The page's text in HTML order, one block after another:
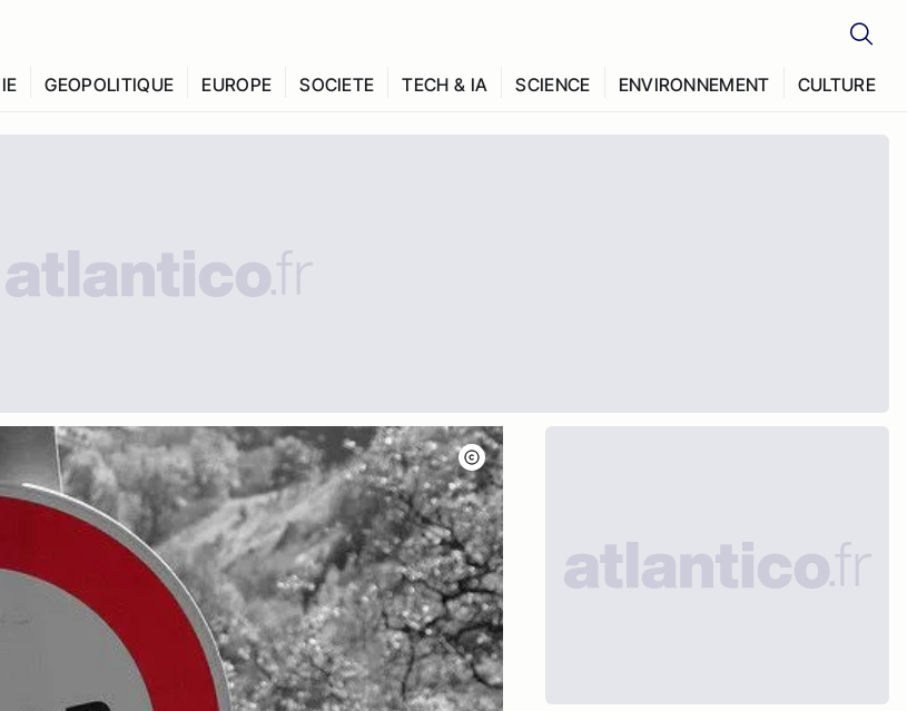
GEOPOLITIQUE EUROPE SOCIETE TECH & IA SCIENCE ENVIRONNEMENT CULTURE